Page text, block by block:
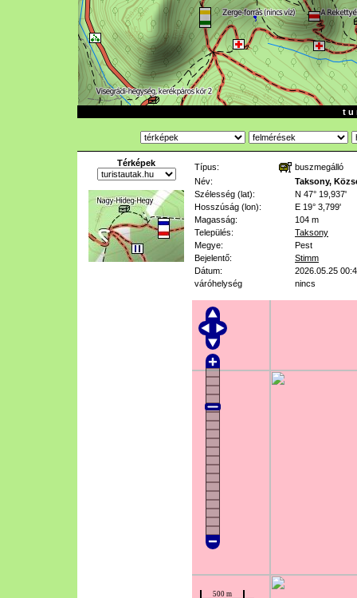
t u
Térképek Típus:
buszmegálló
Név:
Taksony,
Szélesség (lat):
N 47° 19,937'
Hosszúság (lon):
E 19° 3,799'
Magasság:
104 m
Település:
Taksony
Megye:
Pest
Bejelentő:
Stimm
Dátum:
2026.05.25
váróhelység
nincs